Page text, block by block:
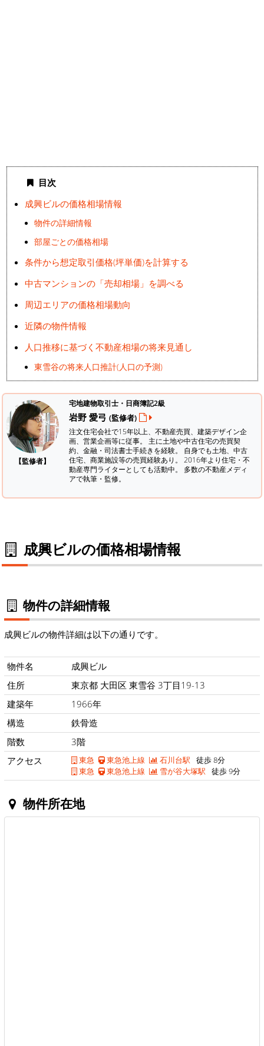
目次
成興ビルの価格相場情報
物件の詳細情報
部屋ごとの価格相場
条件から想定取引価格(坪単価)を計算する
中古マンションの「売却相場」を調べる
周辺エリアの価格相場動向
近隣の物件情報
人口推移に基づく不動産相場の将来見通し
東雪谷の将来人口推計(人口の予測)
【監修者】
宅地建物取引士・日商簿記2級
岩野 愛弓 (監修者)
注文住宅会社で15年以上、不動産売買、建築デザイン企
画、営業企画等に従事。 主に土地や中古住宅の売買契
約、金融・司法書士手続きを経験。 自身でも土地、中古
住宅、商業施設等の売買経験あり。 2016年より住宅・不
動産専門ライターとしても活動中。 多数の不動産メディ
アで執筆・監修。
成興ビルの価格相場情報
物件の詳細情報
成興ビルの物件詳細は以下の通りです。
物件名
成興ビル
住所
東京都 大田区 東雪谷 3丁目19-13
建築年
1966年
構造
鉄骨造
階数
3階
アクセス
東急 東急池上線 石川台駅 徒歩 8分
東急
東急池上線 雪が谷大塚駅 徒歩 9分
物件所在地